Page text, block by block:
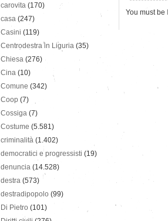
You must be
carovita (170)
casa (247)
Casini (119)
Centrodestra in Liguria (35)
Chiesa (276)
Cina (10)
Comune (342)
Coop (7)
Cossiga (7)
Costume (5.581)
criminalità (1.402)
democratici e progressisti (19)
denuncia (14.528)
destra (573)
destradipopolo (99)
Di Pietro (101)